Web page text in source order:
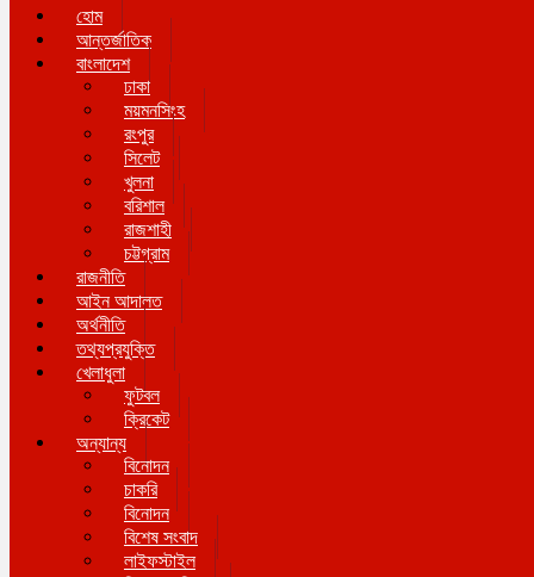
হোম
আন্তর্জাতিক
বাংলাদেশ
ঢাকা
ময়মনসিংহ
রংপুর
সিলেট
খুলনা
বরিশাল
রাজশাহী
চট্টগ্রাম
রাজনীতি
আইন আদালত
অর্থনীতি
তথ্যপ্রযুক্তি
খেলাধুলা
ফুটবল
ক্রিকেট
অন্যান্য
বিনোদন
চাকরি
বিনোদন
বিশেষ সংবাদ
লাইফস্টাইল